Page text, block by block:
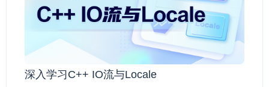
深入学习C++ IO流与Locale